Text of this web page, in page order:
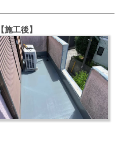
【施工後】